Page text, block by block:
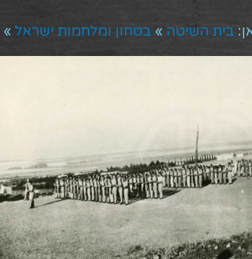
בית השיטה » בטחון ומלחמות ישראל »